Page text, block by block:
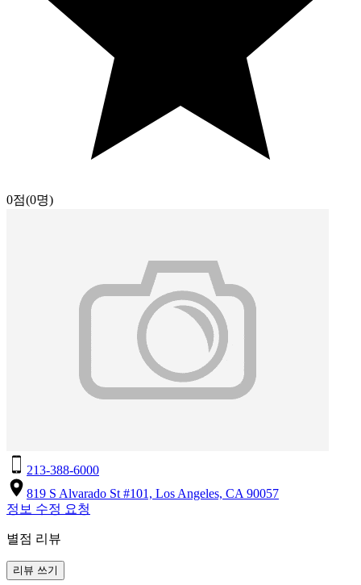
0점(0명)
213-388-6000
819 S Alvarado St #101, Los Angeles, CA 90057
정보 수정 요청
별점 리뷰
리뷰 쓰기